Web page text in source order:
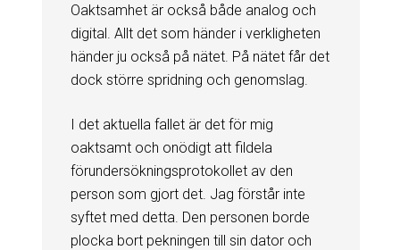
Oaktsamhet är också både analog och
digital. Allt det som händer i verkligheten
händer ju också på nätet. På nätet får det
dock större spridning och genomslag.
I det aktuella fallet är det för mig
oaktsamt och onödigt att fildela
förundersökningsprotokollet av den
person som gjort det. Jag förstår inte
syftet med detta. Den personen borde
plocka bort pekningen till sin dator och